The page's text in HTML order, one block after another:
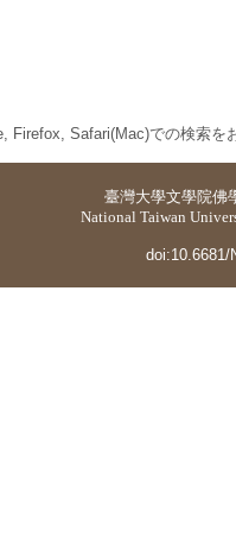
Firefox, Safari(Mac)での検索を
臺灣大學文學院佛
National Taiwan
doi:10.6681/